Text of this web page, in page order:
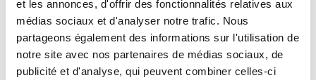
et les annonces, d'offrir des fonctionnalités relatives aux
médias sociaux et d'analyser notre trafic. Nous
partageons également des informations sur l'utilisation de
notre site avec nos partenaires de médias sociaux, de
publicité et d'analyse, qui peuvent combiner celles-ci
L’ÉGLISE DE SAINTE-BRIGITTE-DE-LAVAL OUVRE UN
TOUT NOUVEAU CHAPITRE DE SON HISTOIRE | Une
soirée d’inauguration festive a marqué la réouverture de
l’église patrimoniale, un lieu redonné aux citoyens et aux
organismes locaux.